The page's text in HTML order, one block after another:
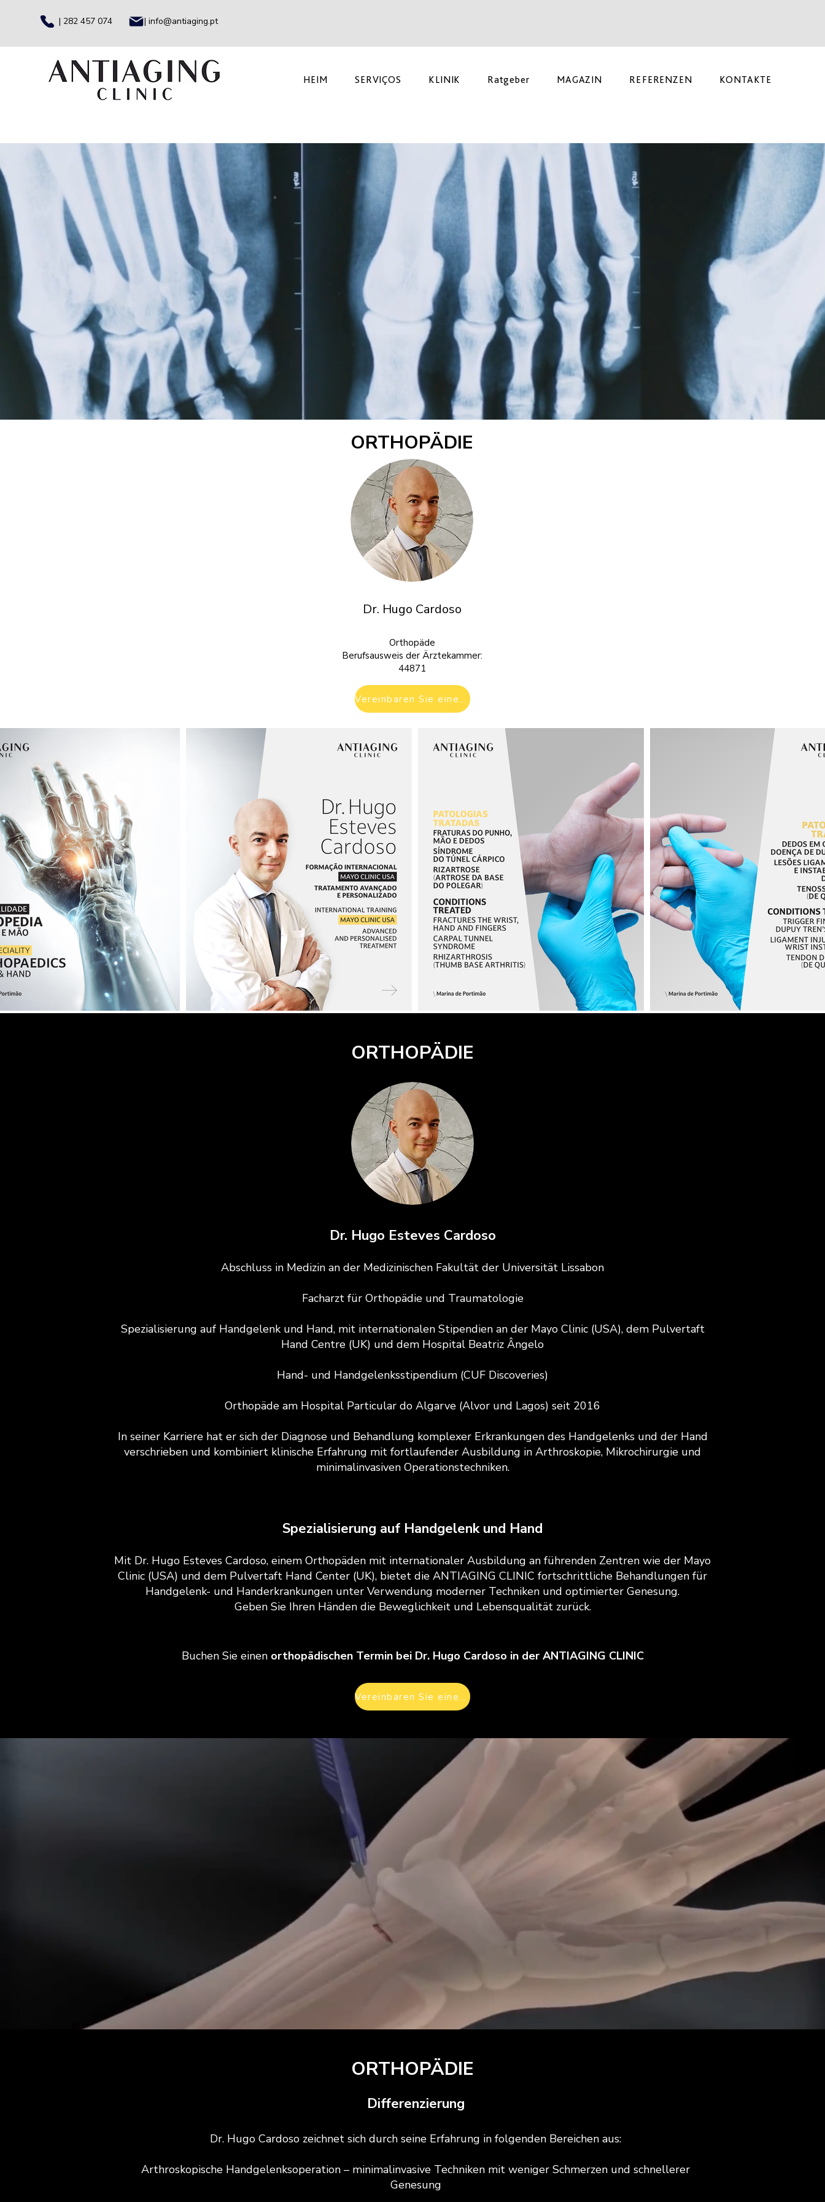
| 282 457 074 | info@antiaging.pt
HEIM SERVIÇOS KLINIK Ratgeber MAGAZIN REFERENZEN KONTAKTE
ORTHOPÄDIE
Dr. Hugo Cardoso
Orthopäde
Berufsausweis der Ärztekammer:
44871
Vereinbaren Sie einen Termin
ORTHOPÄDIE
Dr. Hugo Esteves Cardoso
Abschluss in Medizin an der Medizinischen Fakultät der Universität Lissabon
Facharzt für Orthopädie und Traumatologie
Spezialisierung auf Handgelenk und Hand, mit internationalen Stipendien an der Mayo Clinic (USA), dem Pulvertaft
Hand Centre (UK) und dem Hospital Beatriz Ângelo
Hand- und Handgelenksstipendium (CUF Discoveries)
Orthopäde am Hospital Particular do Algarve (Alvor und Lagos) seit 2016
In seiner Karriere hat er sich der Diagnose und Behandlung komplexer Erkrankungen des Handgelenks und der Hand
verschrieben und kombiniert klinische Erfahrung mit fortlaufender Ausbildung in Arthroskopie, Mikrochirurgie und
minimalinvasiven Operationstechniken.
Spezialisierung auf Handgelenk und Hand
Mit Dr. Hugo Esteves Cardoso, einem Orthopäden mit internationaler Ausbildung an führenden Zentren wie der Mayo
Clinic (USA) und dem Pulvertaft Hand Center (UK), bietet die ANTIAGING CLINIC fortschrittliche Behandlungen für
Handgelenk- und Handerkrankungen unter Verwendung moderner Techniken und optimierter Genesung.
Geben Sie Ihren Händen die Beweglichkeit und Lebensqualität zurück.
Buchen Sie einen orthopädischen Termin bei Dr. Hugo Cardoso in der ANTIAGING CLINIC
Vereinbaren Sie einen Termin
ORTHOPÄDIE
Differenzierung
Dr. Hugo Cardoso zeichnet sich durch seine Erfahrung in folgenden Bereichen aus:
Arthroskopische Handgelenksoperation – minimalinvasive Techniken mit weniger Schmerzen und schnellerer
Genesung